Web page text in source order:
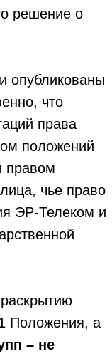
решение о
опубликованы
что
права
положений
правом
чье право
ЭР-Телеком и
Положения, а
– не